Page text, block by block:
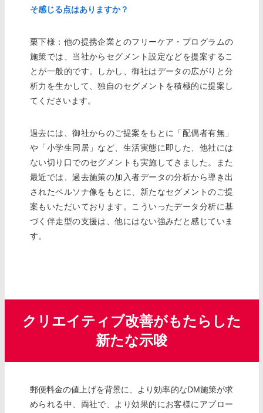
そ感じる点はありますか？
栗下様：他の提携企業とのフリーケア・プログラムの
施策では、当社からセグメント設定などを提案するこ
とが一般的です。しかし、御社はデータの広がりと分
析力を生かして、独自のセグメントを積極的に提案し
てくださいます。
過去には、御社からのご提案をもとに「配偶者有無」
や「小学生同居」など、生活実態に即した、他社には
ない切り口でのセグメントも実施してきました。また
最近では、過去施策の加入者データの分析から導き出
されたペルソナ像をもとに、新たなセグメントのご提
案もいただいております。こういったデータ分析に基
づく伴走型の支援は、他にはない強みだと感じていま
す。
クリエイティブ改善がもたらした
新たな示唆
郵便料金の値上げを背景に、より効率的なDM施策が求
められる中、両社で、より効果的にお客様にアプロー